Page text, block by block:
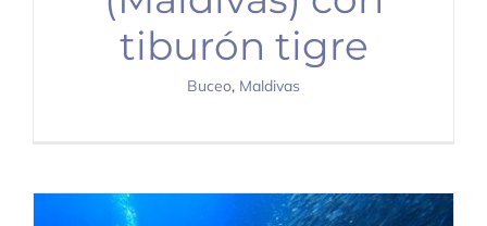
tiburón tigre
Buceo, Maldivas